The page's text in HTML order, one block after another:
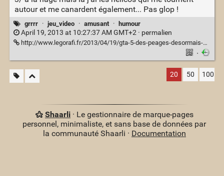
autour et me canardent également... Pas glop !
grrrr · jeu_video · amusant · humour
April 19, 2013 at 10:27:37 AM GMT+2 · permalien
http://www.legorafi.fr/2013/04/19/gta-5-des-peages-desormais-payants-et-une-assurance-tiers-obligatoire/
·
20 50 100
Shaarli· Le gestionnaire de marque-pages
personnel, minimaliste, et sans base de données par
la communauté Shaarli · Documentation